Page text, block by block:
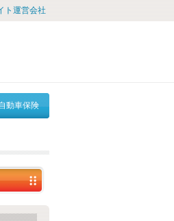
ト運営会社
動車保険